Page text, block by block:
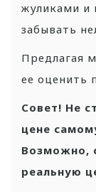
жуликами и
забывать
Предлагая
ее оценить
Совет! Не
цене
Возможно,
реальную